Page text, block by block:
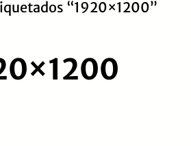
“1920×1200”